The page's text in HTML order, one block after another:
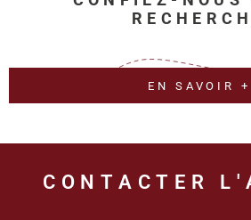
EN SAVOIR +
CONTACTER